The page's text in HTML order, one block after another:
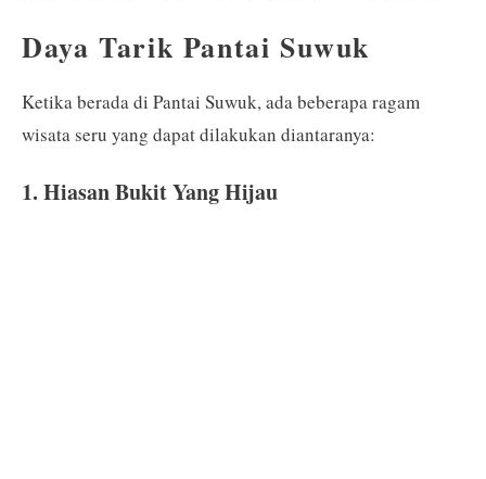
Daya Tarik Pantai Suwuk
Ketika berada di Pantai Suwuk, ada beberapa ragam
wisata seru yang dapat dilakukan diantaranya:
1. Hiasan Bukit Yang Hijau